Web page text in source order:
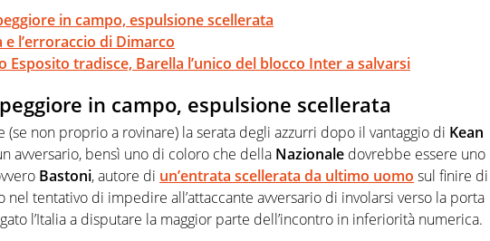
in campo, espulsione scellerata
e l’erroraccio di Dimarco
Esposito tradisce, Barella l’unico del blocco Inter a salvarsi
in campo, espulsione scellerata
(se non proprio a rovinare) la serata degli azzurri dopo il vantaggio di Kean
avversario, bensì uno di coloro che della Nazionale dovrebbe essere uno
Bastoni, autore di un’entrata scellerata da ultimo uomo sul finire di
nel tentativo di impedire all’attaccante avversario di involarsi verso la porta
l’Italia a disputare la maggior parte dell’incontro in inferiorità numerica.